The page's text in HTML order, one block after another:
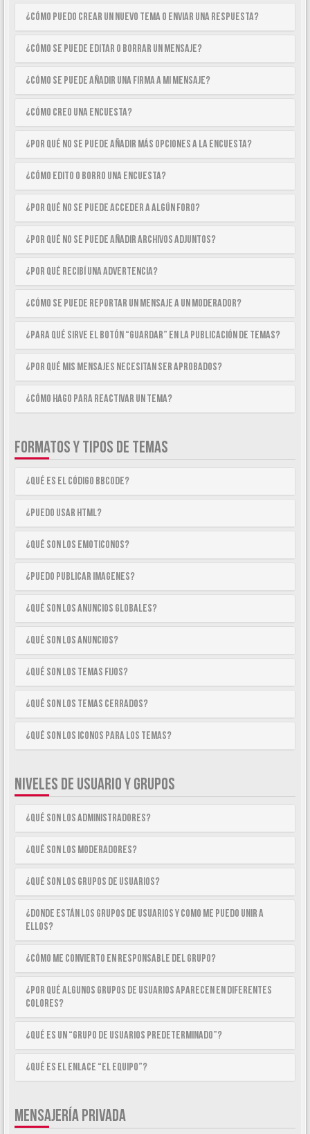
¿Cómo puedo crear un nuevo tema o enviar una respuesta?
¿Cómo se puede editar o borrar un mensaje?
¿Cómo se puede añadir una firma a mi mensaje?
¿Cómo creo una encuesta?
¿Por qué no se puede añadir más opciones a la encuesta?
¿Cómo edito o borro una encuesta?
¿Por qué no se puede acceder a algún foro?
¿Por qué no se puede añadir archivos adjuntos?
¿Por qué recibí una advertencia?
¿Cómo se puede reportar un mensaje a un moderador?
¿Para qué sirve el botón “Guardar” en la publicación de temas?
¿Por qué mis mensajes necesitan ser aprobados?
¿Cómo hago para reactivar un tema?
FORMATOS Y TIPOS DE TEMAS
¿Qué es el código BBCode?
¿Puedo usar HTML?
¿Qué son los emoticonos?
¿Puedo publicar imagenes?
¿Qué son los anuncios globales?
¿Qué son los anuncios?
¿Qué son los temas fijos?
¿Qué son los temas cerrados?
¿Qué son los iconos para los temas?
NIVELES DE USUARIO Y GRUPOS
¿Qué son los Administradores?
¿Qué son los Moderadores?
¿Qué son los Grupos de Usuarios?
¿Donde están los Grupos de Usuarios y como me puedo unir a
ellos?
¿Cómo me convierto en Responsable del Grupo?
¿Por qué algunos Grupos de Usuarios aparecen en diferentes
colores?
¿Qué es un “Grupo de Usuarios predeterminado”?
¿Qué es el enlace “El equipo”?
MENSAJERÍA PRIVADA